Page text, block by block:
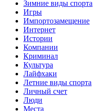
Зимние виды спорта
Игры
Импортозамещение
Интернет
Истории
Компании
Криминал
Культура
Лайфхаки
Летние виды спорта
Личный счет
Люди
Места